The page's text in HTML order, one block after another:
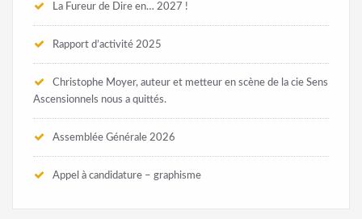
La Fureur de Dire en… 2027 !
Rapport d’activité 2025
Christophe Moyer, auteur et metteur en scène de la cie Sens
Ascensionnels nous a quittés.
Assemblée Générale 2026
Appel à candidature – graphisme